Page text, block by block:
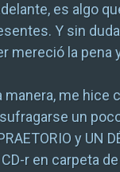
es algo
Y sin
mereció la pena
me hice
un
y UN
r en carpeta